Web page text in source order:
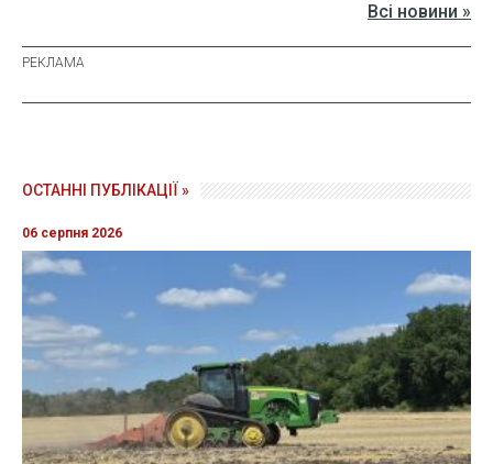
Всі новини »
ОСТАННІ ПУБЛІКАЦІЇ »
06 серпня 2026